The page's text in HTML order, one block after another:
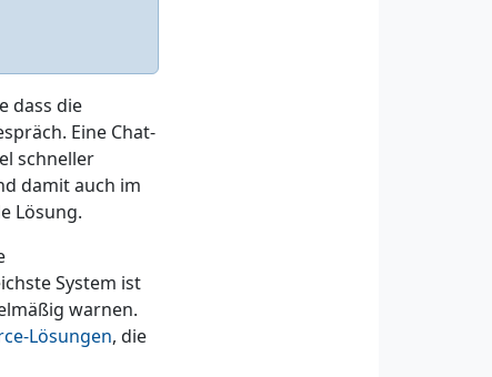
dass die
Eine Chat-
schneller
damit auch im
Lösung.
System ist
warnen.
Lösungen, die